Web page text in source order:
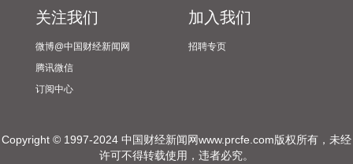
决停火、“试点区域”问题等剩余议题。
2026-08-08 08:44:13
个乡镇及村级服务站点，县域当日达或次日达覆盖率达
关注我们
微博@中国财经新闻网
腾讯微信
订阅中心
加入我们
招聘专页
Copyright © 1997-2024 中国财经新闻网www.prcfe.com版权所有，未经
许可不得转载使用，违者必究。